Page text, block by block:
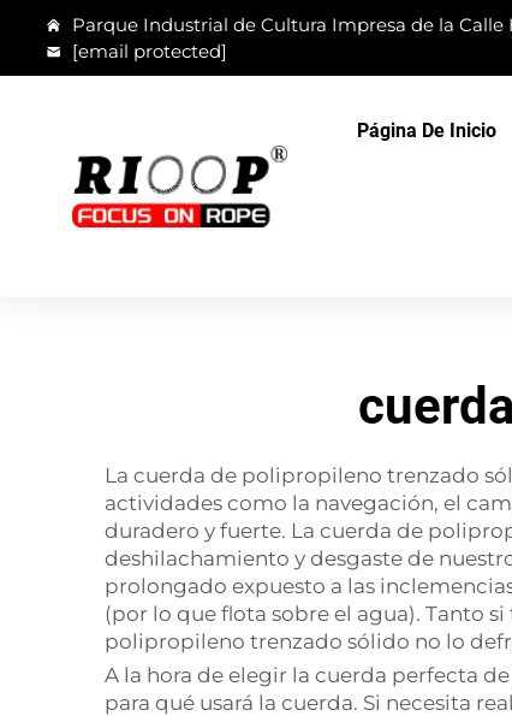
Parque Industrial de Cultura Impresa de la Calle
[email protected]
Página De Inicio
La cuerda de polipropileno trenzado
actividades como la navegación, el
duradero y fuerte. La cuerda de
deshilachamiento y desgaste de
prolongado expuesto a las
(por lo que flota sobre el agua). Tanto
polipropileno trenzado sólido no lo
A la hora de elegir la cuerda perfecta
para qué usará la cuerda. Si necesita